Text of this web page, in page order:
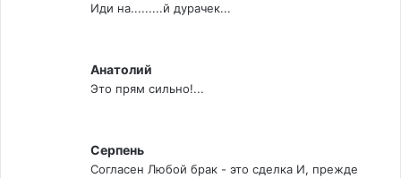
Иди на.........й дурачек...
Анатолий
Это прям сильно!...
Серпень
Согласен Любой брак - это сделка И, прежде